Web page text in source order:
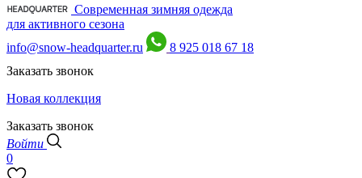
Современная зимняя одежда
для активного сезона
info@snow-headquarter.ru
8 925 018 67 18
Заказать звонок
Новая коллекция
Заказать звонок
Войти
0